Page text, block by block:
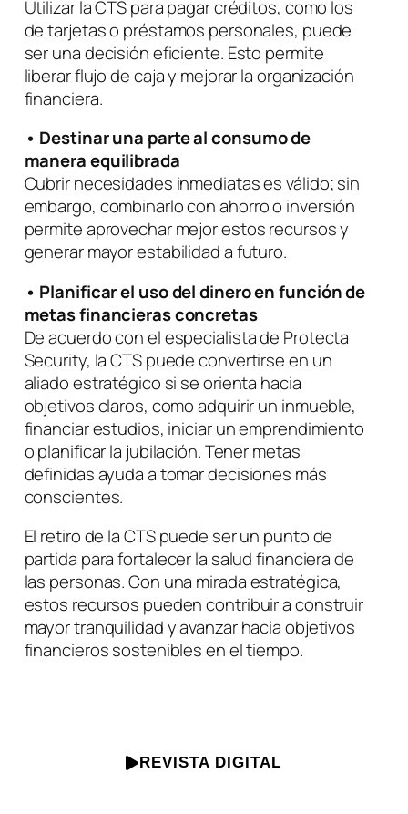
REVISTA DIGITAL
Utilizar la CTS para pagar créditos, como los
de tarjetas o préstamos personales, puede
ser una decisión eficiente. Esto permite
liberar flujo de caja y mejorar la organización
financiera.
• Destinar una parte al consumo de
manera equilibrada
Cubrir necesidades inmediatas es válido; sin
embargo, combinarlo con ahorro o inversión
permite aprovechar mejor estos recursos y
generar mayor estabilidad a futuro.
• Planificar el uso del dinero en función de
metas financieras concretas
De acuerdo con el especialista de Protecta
Security, la CTS puede convertirse en un
aliado estratégico si se orienta hacia
objetivos claros, como adquirir un inmueble,
financiar estudios, iniciar un emprendimiento
o planificar la jubilación. Tener metas
definidas ayuda a tomar decisiones más
conscientes.
El retiro de la CTS puede ser un punto de
partida para fortalecer la salud financiera de
las personas. Con una mirada estratégica,
estos recursos pueden contribuir a construir
mayor tranquilidad y avanzar hacia objetivos
financieros sostenibles en el tiempo.